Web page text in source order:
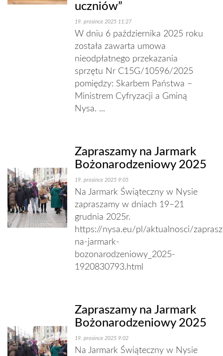
uczniów”
19. prosince 2025 11:27
W dniu 6 października 2025 roku
została zawarta umowa
nieodpłatnego przekazania
sprzętu Nr C15G/10596/2025
pomiędzy: Skarbem Państwa –
Ministrem Cyfryzacji a Gminą
Nysa. ...
Zapraszamy na Jarmark
Bożonarodzeniowy 2025
19. prosince 2025 9:05
Na Jarmark Świąteczny w Nysie
zapraszamy w dniach 19–21
grudnia 2025r.
https://nysa.eu/pl/aktualnosci/
na-jarmark-
bozonarodzeniowy_2025-
1920830793.html
Zapraszamy na Jarmark
Bożonarodzeniowy 2025
19. prosince 2025 9:02
Na Jarmark Świąteczny w Nysie